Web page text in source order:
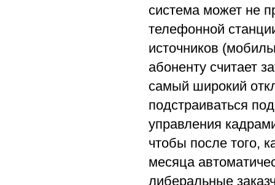
система может не
телефонной
источников
абоненту считает
самый широкий
подстраиваться
управления
чтобы после того,
месяца
либеральные